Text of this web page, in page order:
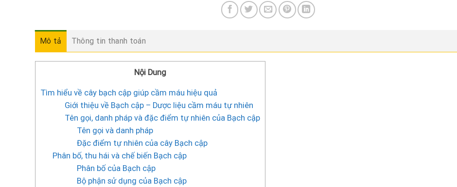
Mô tả Thông tin thanh toán
Nội Dung
Tìm hiểu về cây bạch cập giúp cầm máu hiệu quả
Giới thiệu về Bạch cập – Dược liệu cầm máu tự nhiên
Tên gọi, danh pháp và đặc điểm tự nhiên của Bạch cập
Tên gọi và danh pháp
Đặc điểm tự nhiên của cây Bạch cập
Phân bố, thu hái và chế biến Bạch cập
Phân bố của Bạch cập
Bộ phận sử dụng của Bạch cập